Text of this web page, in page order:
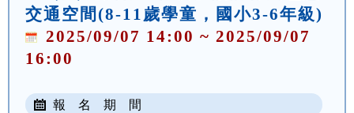
交通空間(8-11歲學童，國小3-6年級)
2025/09/07 14:00 ~ 2025/09/07
16:00
報 名 期 間